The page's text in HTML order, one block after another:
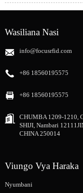
Wasiliana Nasi
info@focusrfid.com
+86 18560195575
+86 18560195575
CHUMBA 1209-1210,
SHIJI, Nambari
CHINA 250014
Viungo Vya Haraka
Nyumbani